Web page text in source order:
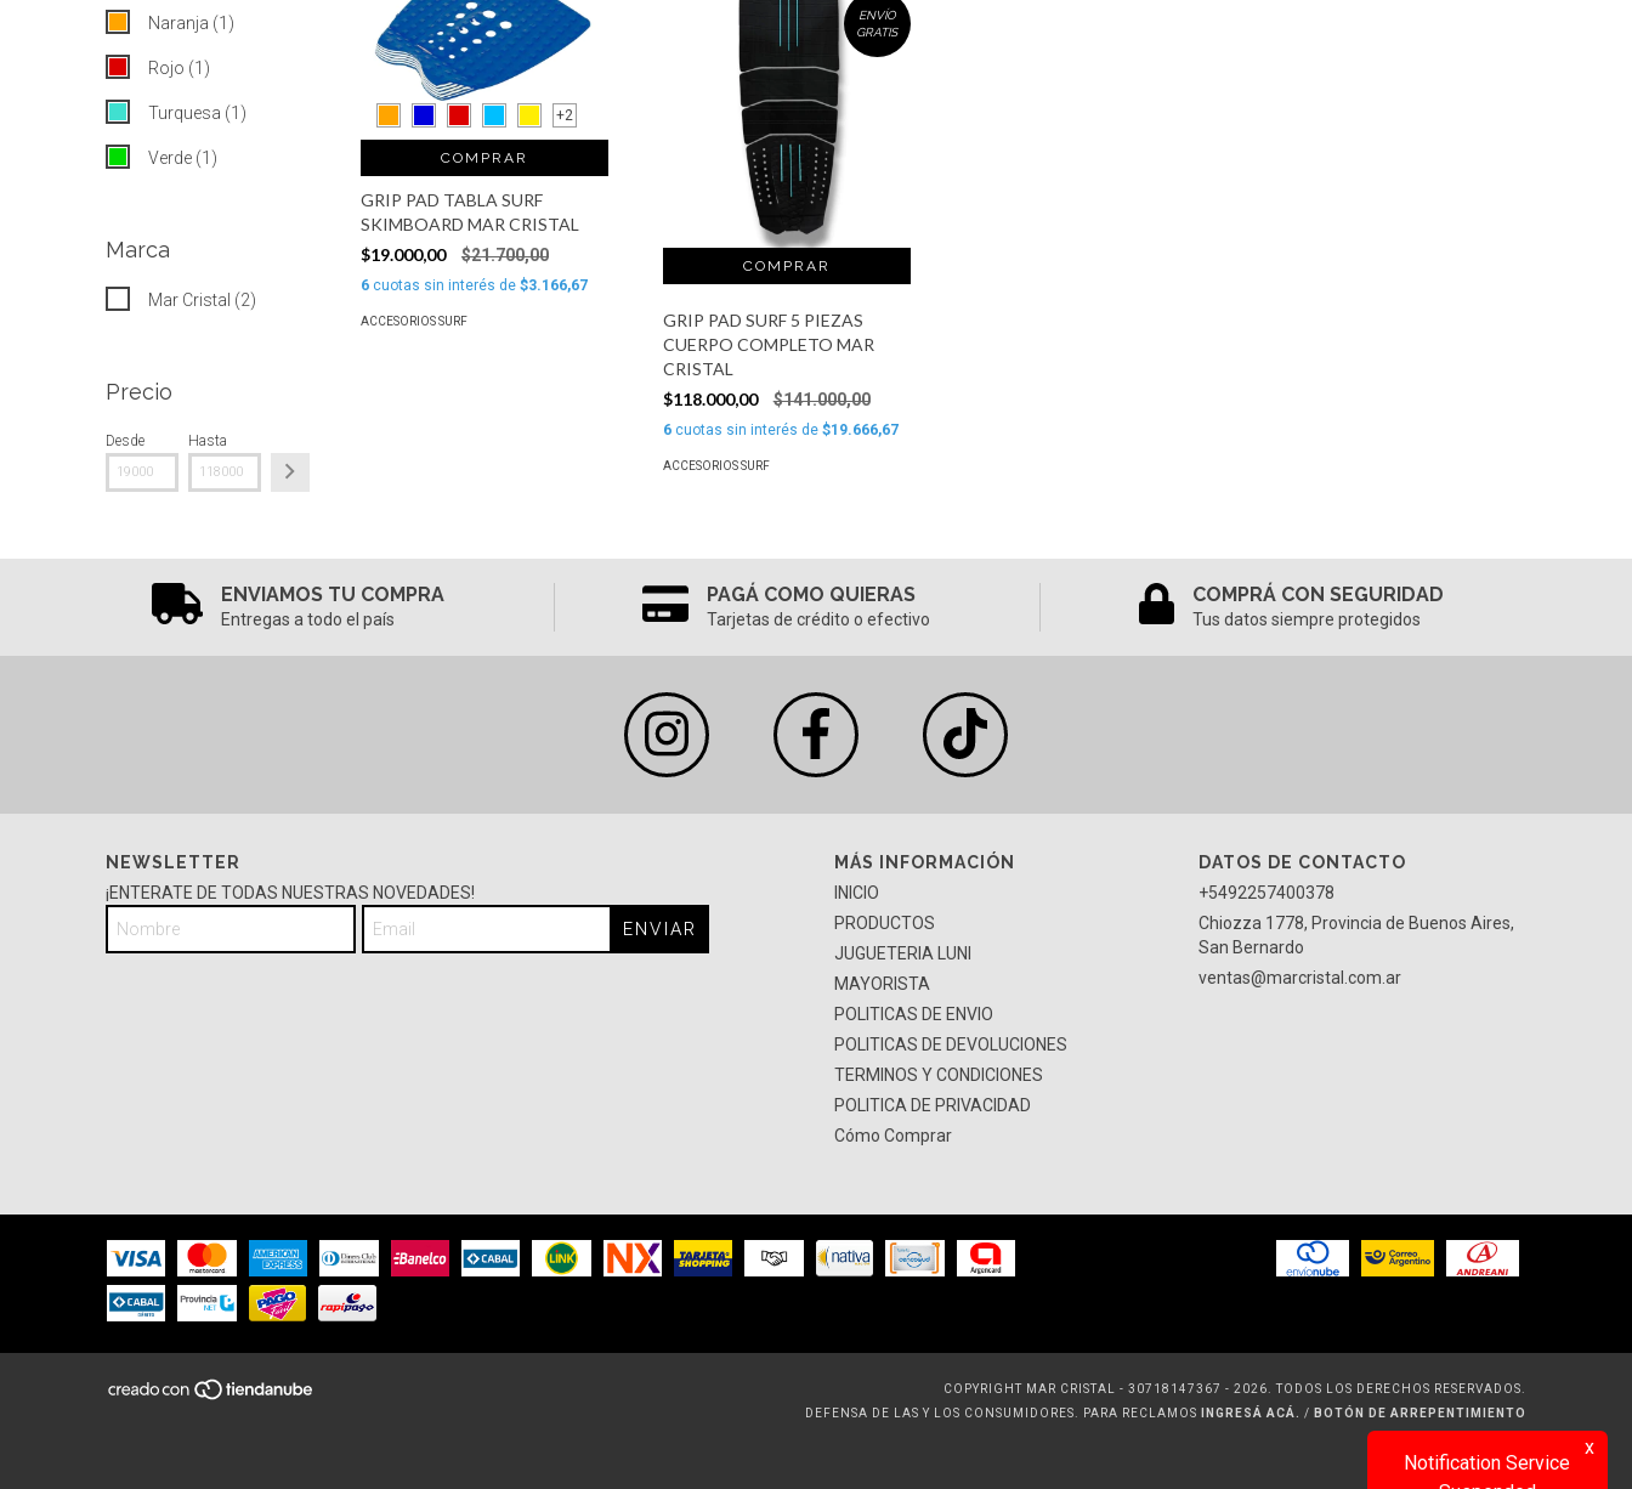
Naranja (1)
Rojo (1)
Turquesa (1)
Verde (1)
Marca
Mar Cristal (2)
Precio
Desde Hasta
+2
COMPRAR
GRIP PAD TABLA SURF
SKIMBOARD MAR CRISTAL
$19.000,00
$21.700,00
6 cuotas sin interés de $3.166,67
ACCESORIOS SURF
ENVÍO
GRATIS
GRIP PAD SURF 5 PIEZAS
CUERPO COMPLETO MAR
CRISTAL
$118.000,00
$141.000,00
6cuotas sin interés de $19.666,67
ACCESORIOS SURF
ENVIAMOS TU COMPRA
Entregas a todo el país
PAGÁ COMO QUIERAS
Tarjetas de crédito o efectivo
COMPRÁ CON SEGURIDAD
Tus datos siempre protegidos
NEWSLETTER
¡ENTERATE DE TODAS NUESTRAS NOVEDADES!
MÁS INFORMACIÓN
INICIO
PRODUCTOS
JUGUETERIA LUNI
MAYORISTA
POLITICAS DE ENVIO
POLITICAS DE DEVOLUCIONES
TERMINOS Y CONDICIONES
POLITICA DE PRIVACIDAD
Cómo Comprar
DATOS DE CONTACTO
+5492257400378
Chiozza 1778, Provincia de Buenos Aires,
San Bernardo
ventas@marcristal.com.ar
COPYRIGHT MAR CRISTAL - 30718147367 - 2026. TODOS LOS DERECHOS RESERVADOS.
DEFENSA DE LAS Y LOS CONSUMIDORES. PARA RECLAMOS
INGRESÁ ACÁ. / BOTÓN DE ARREPENTIMIENTO
x
Notification Service